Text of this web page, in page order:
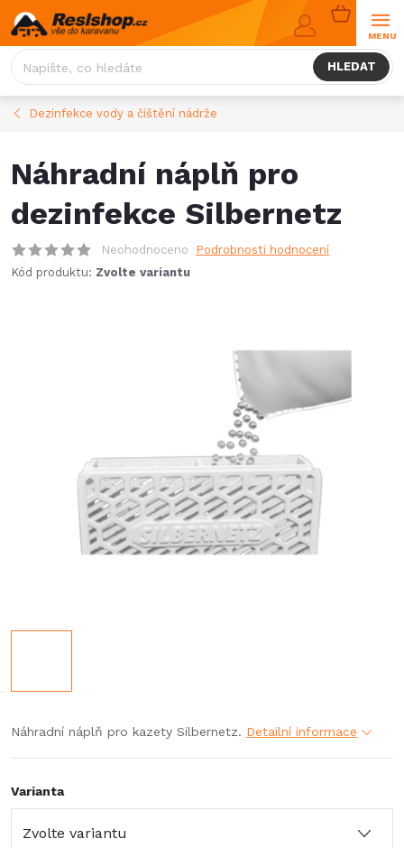
Přejít
na
obsah
HLEDAT
NÁKUPNÍ
KOŠÍK
Dezinfekce vody a čištění nádrže
Náhradní náplň pro
dezinfekce Silbernetz
Neohodnoceno
Podrobnosti hodnocení
Kód produktu: Zvolte variantu
Náhradní náplň pro kazety Silbernetz. Detailní informace
Varianta